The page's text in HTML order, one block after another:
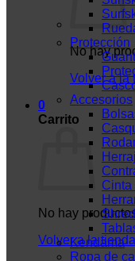
No hay
Volver a la
0
Carrito
No hay
Volver a la tienda
Protección
Accesorios
Cinta
Kendama
Ropa de